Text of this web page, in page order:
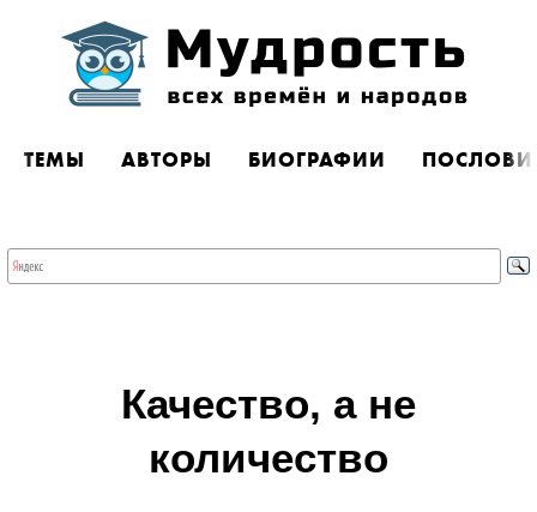
ТЕМЫ АВТОРЫ БИОГРАФИИ
Качество, а не
количество